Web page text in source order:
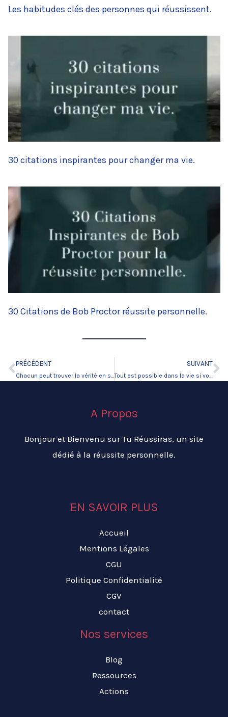
Les habitudes clés des personnes qui réussissent.
30 citations inspirantes pour changer ma vie.
30 Citations de Bob Proctor réussite personnelle.
Précédent
PRÉCÉDENT SUIVANT
A Propos
Bonjour et Bienvenu sur Tu Réussiras, un site
dédié à la réussite personnelle.
EN SAVOIR PLUS
Accueil
Mentions Légales
CGU
Politique Confidentialité
CGV
contact
Nos services
Blog
Ressources
Actions